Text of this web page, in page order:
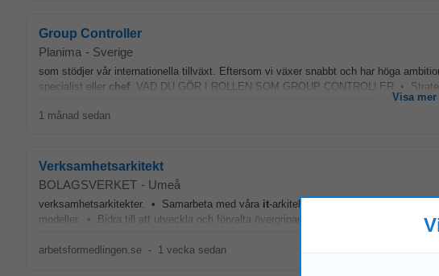
Group Controller
Planima - Sverige
som stödjer vår internationella tillväxt. Eftersom vi växer snabbt och har höga
specialist eller chef . VAD DU GÖR I ROLLEN SOM GROUP CONTROLLER •
Visa mer
1 månad sedan
Verksamhetsarkitekt
BOLAGSVERKET - Umeå
verksamhetsarkitekter. • Samarbeta med våra it-arkitekter för att gemensamt
modeller. • Bidra till att utveckla och förvalta övergripande arkitekturprinciper och
Visa mer
arbetsformedlingen.se - 1 vecka sedan